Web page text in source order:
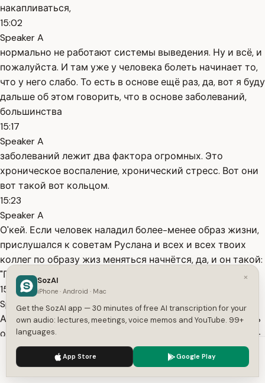
накапливаться,
15:02
Speaker A
нормально не работают системы выведения. Ну и всё, и
пожалуйста. И там уже у человека болеть начинает то,
что у него слабо. То есть в основе ещё раз, да, вот я буду
дальше об этом говорить, что в основе заболеваний,
большинства
15:17
Speaker A
заболеваний лежит два фактора огромных. Это
хроническое воспаление, хронический стресс. Вот они
вот такой вот кольцом.
15:23
Speaker A
О'кей. Если человек наладил более-менее образ жизни,
прислушался к советам Руслана и всех и всех твоих
коллег по образу жиз меняться начнётся, да, и он такой:
"Пора заниматься нейромедиаторами и гормонами".
15:35
Speaker A
А они уже ты уже занялся ими. То есть ты начал менять
образ жизни, ты занялся своими гормонами. Гормоны -
это орган исполнительного власти. Вот то, что там
происходит, да, вот он, вот он исполняет. Вот у тебя
налажена система,
We use cookies to enhance your experience.
×
SozAI
iPhone · Android · Mac
Get the SozAI app — 30 minutes of free AI transcription for your
own audio: lectures, meetings, voice memos and YouTube. 99+
languages.
App Store Google Play